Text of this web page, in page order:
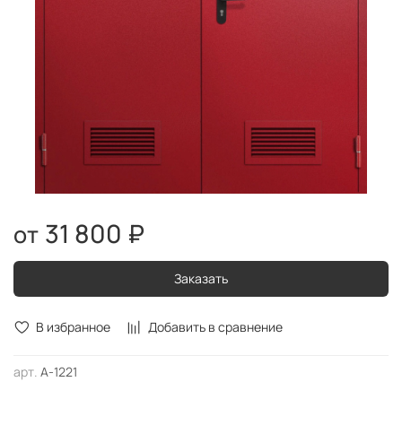
В избранное Добавить в сравнение
арт. А-1221
31 800 ₽
Заказать